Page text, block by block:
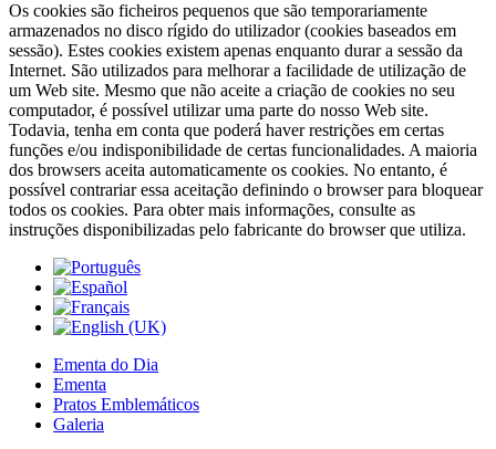
Os cookies são ficheiros pequenos que são temporariamente
armazenados no disco rígido do utilizador (cookies baseados em
sessão). Estes cookies existem apenas enquanto durar a sessão da
Internet. São utilizados para melhorar a facilidade de utilização de
um Web site. Mesmo que não aceite a criação de cookies no seu
computador, é possível utilizar uma parte do nosso Web site.
Todavia, tenha em conta que poderá haver restrições em certas
funções e/ou indisponibilidade de certas funcionalidades. A maioria
dos browsers aceita automaticamente os cookies. No entanto, é
possível contrariar essa aceitação definindo o browser para bloquear
todos os cookies. Para obter mais informações, consulte as
instruções disponibilizadas pelo fabricante do browser que utiliza.
Ementa do Dia
Ementa
Pratos Emblemáticos
Galeria